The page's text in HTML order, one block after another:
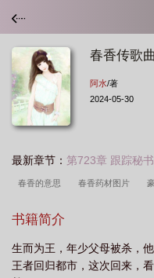
春香传歌
阿水/著
2024-05-30
最新章节： 第723章 跟踪秘书
春香的意思 春香药材图片
年年端阳年年春曲谱
传爱歌 春香传越剧剧情介绍
春香的拼音 春香传爱歌
书籍简介
生而为王，年少父母被杀，
王者回归都市，这次回来，